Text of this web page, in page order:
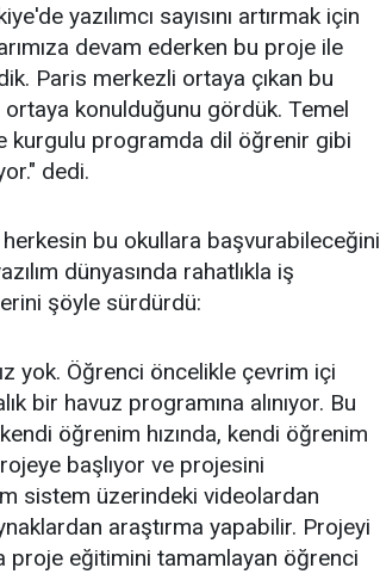
yazılımcı sayısını artırmak için
devam ederken bu proje ile
Paris merkezli ortaya çıkan bu
ortaya konulduğunu gördük. Temel
kurgulu programda dil öğrenir gibi
dedi.
bu okullara başvurabileceğini
dünyasında rahatlıkla iş
şöyle sürdürdü:
yok. Öğrenci öncelikle çevrim içi
bir havuz programına alınıyor. Bu
öğrenim hızında, kendi öğrenim
başlıyor ve projesini
sistem üzerindeki videolardan
araştırma yapabilir. Projeyi
proje eğitimini tamamlayan öğrenci